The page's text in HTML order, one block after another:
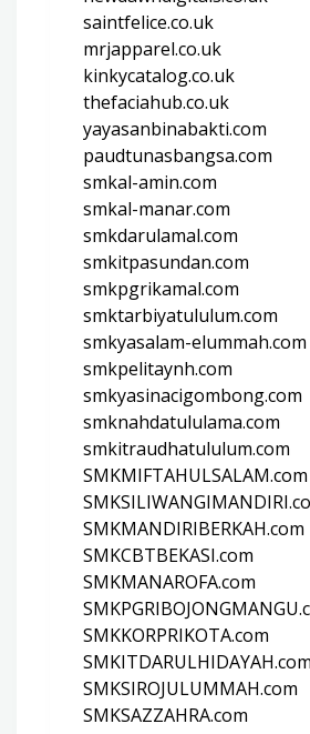
saintfelice.co.uk
mrjapparel.co.uk
kinkycatalog.co.uk
thefaciahub.co.uk
yayasanbinabakti.com
paudtunasbangsa.com
smkal-amin.com
smkal-manar.com
smkdarulamal.com
smkitpasundan.com
smkpgrikamal.com
smktarbiyatululum.com
smkyasalam-elummah.com
smkpelitaynh.com
smkyasinacigombong.com
smknahdatululama.com
smkitraudhatululum.com
SMKMIFTAHULSALAM.com
SMKMANDIRIBERKAH.com
SMKCBTBEKASI.com
SMKMANAROFA.com
SMKKORPRIKOTA.com
SMKITDARULHIDAYAH.com
SMKSIROJULUMMAH.com
SMKSAZZAHRA.com